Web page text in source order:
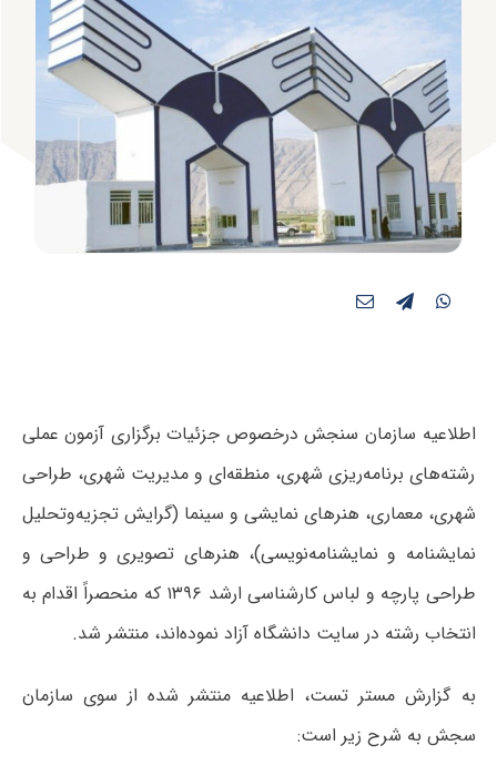
اطلاعیه سازمان سنجش درخصوص جزئیات برگزاری آزمون عملی
رشته‌های برنامه‌ریزی شهری، منطقه‌ای و مدیریت شهری، طراحی
شهری، معماری، هنرهای نمایشی و سینما (گرایش تجزیه‌وتحلیل
نمایشنامه و نمایشنامه‌نویسی)، هنرهای تصویری و طراحی و
طراحی پارچه و لباس کارشناسی ارشد ۱۳۹۶ که منحصراً اقدام به
انتخاب رشته در سایت دانشگاه آزاد نموده‌اند، منتشر شد.
به گزارش مستر تست، اطلاعیه منتشر شده از سوی سازمان
سجش به شرح زیر است: